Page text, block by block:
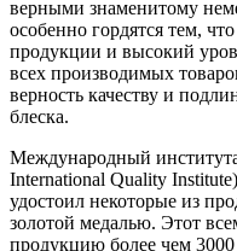
верными знаменитому
особенно гордятся тем,
продукции и высокий
всех производимых
верность качеству и
блеска.
Международный
International Quality
удостоил некоторые из
золотой медалью. Этот
продукцию более чем